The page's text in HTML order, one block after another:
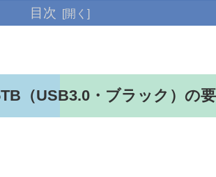
目次
（USB3.0・ブラック）の